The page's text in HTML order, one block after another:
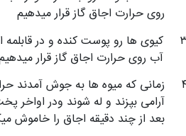
روی حرارت اجاق گاز قرار میدهیم
کیوی ها رو پوست کنده و در
آب روی حرارت اجاق گاز قرار
زمانی که میوه ها به جوش آمدند
آرامی بپزند و له شوند ودر اواخر
بعد از چند دقیقه اجاق را خاموش